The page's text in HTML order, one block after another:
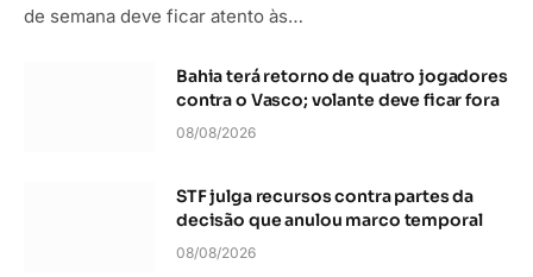
de semana deve ficar atento às…
Bahia terá retorno de quatro jogadores
contra o Vasco; volante deve ficar fora
08/08/2026
STF julga recursos contra partes da
decisão que anulou marco temporal
08/08/2026